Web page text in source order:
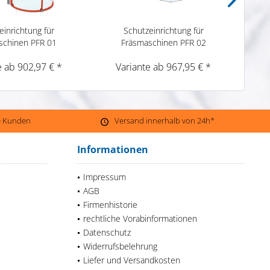
für
PFR 01
ab 902,97 € *
Schutzeinrichtung für
Fräsmaschinen PFR 02
Variante ab 967,95 € *
Kunden Versand innerhalb von 24h*
Informationen
Impressum
AGB
Firmenhistorie
rechtliche Vorabinformationen
Datenschutz
Widerrufsbelehrung
Liefer und Versandkosten